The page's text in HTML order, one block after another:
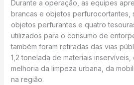
Durante a operação, as equipes
brancas e objetos perfurocortantes,
objetos perfurantes e quatro
utilizados para o consumo de
também foram retiradas das vias
1,2 tonelada de materiais
melhoria da limpeza urbana, da
na região.